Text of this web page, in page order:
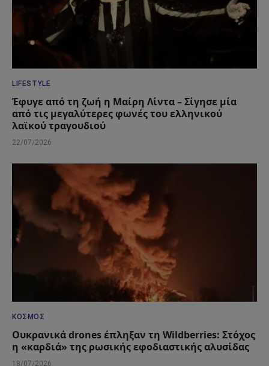
LIFESTYLE
Έφυγε από τη ζωή η Μαίρη Λίντα – Σίγησε μία
από τις μεγαλύτερες φωνές του ελληνικού
λαϊκού τραγουδιού
22/07/2026
ΚΌΣΜΟΣ
Ουκρανικά drones έπληξαν τη Wildberries: Στόχος
η «καρδιά» της ρωσικής εφοδιαστικής αλυσίδας
18/07/2026